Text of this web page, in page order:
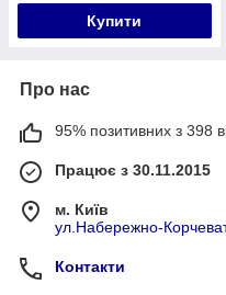
Купити
Про нас
95% позитивних з 398
Працює з 30.11.2015
м. Київ
ул.Набережно-
Контакти